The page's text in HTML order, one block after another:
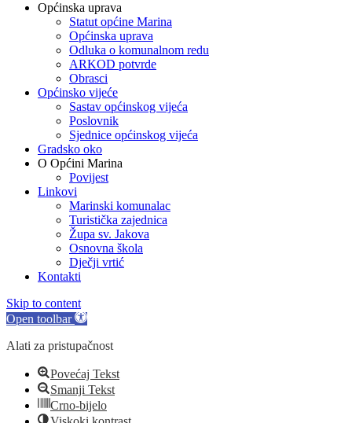
Općinska uprava
Statut općine Marina
Općinska uprava
Odluka o komunalnom redu
ARKOD potvrde
Obrasci
Općinsko vijeće
Sastav općinskog vijeća
Poslovnik
Sjednice općinskog vijeća
Gradsko oko
O Općini Marina
Povijest
Linkovi
Marinski komunalac
Turistička zajednica
Župa sv. Jakova
Osnovna škola
Dječji vrtić
Kontakti
Skip to content
Open toolbar
Alati za pristupačnost
Povećaj Tekst
Smanji Tekst
Crno-bijelo